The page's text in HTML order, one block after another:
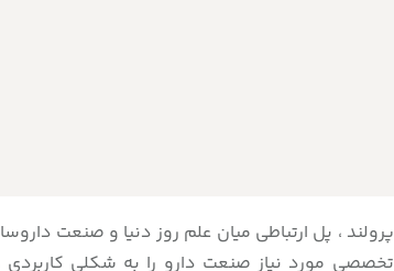
پرولند ، پل ارتباطی میان علم روز دنیا و صنعت
تخصصیِ مورد نیاز صنعت دارو را به شکلی